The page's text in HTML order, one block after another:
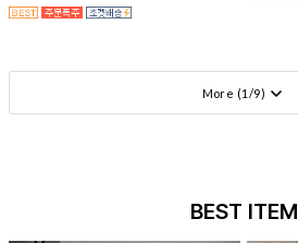
More (1 /9)
BEST ITEM